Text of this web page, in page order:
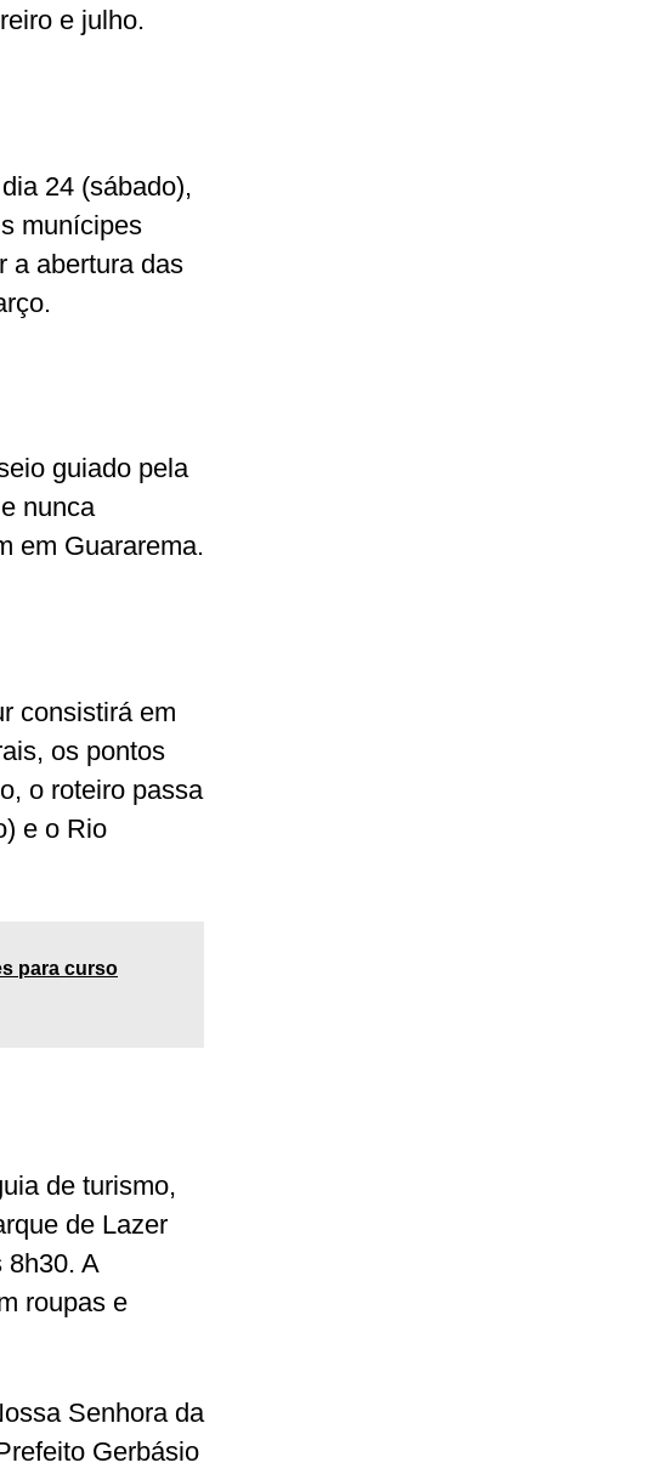
e julho.
24 (sábado),
munícipes
a abertura das
guiado pela
nunca
em Guararema.
consistirá em
os pontos
o roteiro passa
e o Rio
para curso
de turismo,
de Lazer
8h30. A
roupas e
Senhora da
Gerbásio